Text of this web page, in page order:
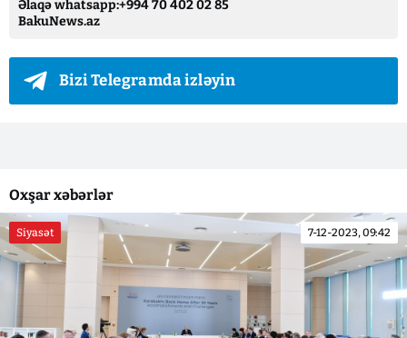
Əlaqə whatsapp:+994 70 402 02 85
BakuNews.az
Bizi Telegramda izləyin
Oxşar xəbərlər
Siyasət 7-12-2023, 09:42